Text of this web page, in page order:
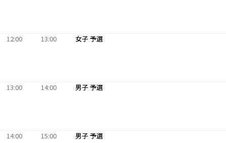
12:00 13:00 女子 予選
13:00 14:00 男子 予選
14:00 15:00 男子 予選